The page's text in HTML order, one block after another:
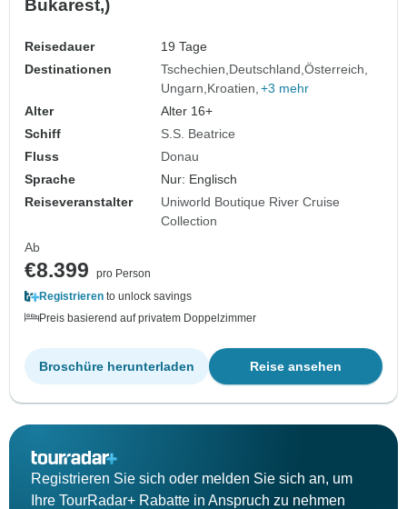
Bukarest,)
Reisedauer
19 Tage
Destinationen
Tschechien Deutschland Österreich
Ungarn Kroatien +3 mehr
Alter
Alter 16+
Schiff
S.S. Beatrice
Fluss
Donau
Sprache
Nur: Englisch
Reiseveranstalter
Uniworld Boutique River Cruise
Collection
Ab
€8.399
pro Person
Registrieren to unlock savings
Preis basierend auf privatem Doppelzimmer
Reise ansehen
Broschüre herunterladen
Registrieren Sie sich oder melden Sie sich an, um
Ihre TourRadar+ Rabatte in Anspruch zu nehmen